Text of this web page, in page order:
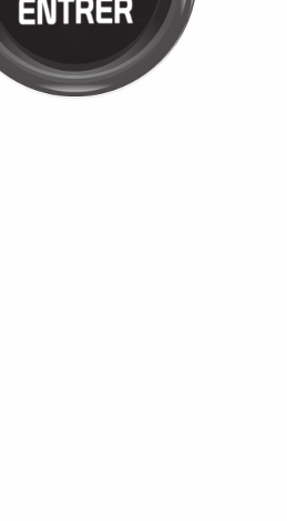
Cliquez pour entrer